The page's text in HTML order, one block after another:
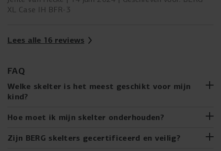
XL Case IH BFR-3
Lees alle 16 reviews
FAQ
Welke skelter is het meest geschikt voor mijn
kind?
Van de eerste rit op de BERG Buzzy tot de XL skelters voor
oudere kinderen, er is een skelter voor elk
helpt je de ideale skelter voor jouw kind te kiezen,
Hoe moet ik mijn skelter onderhouden?
onderhoud nodig. Vraag een volwassene jou te helpen. Jij
Zijn BERG skelters gecertificeerd en veilig?